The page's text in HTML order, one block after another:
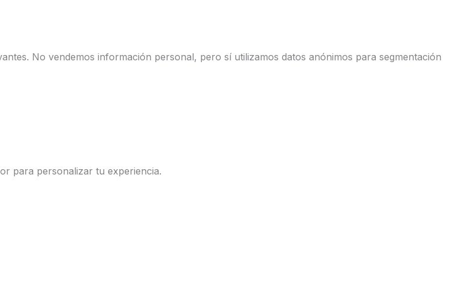
No vendemos información personal, pero sí utilizamos datos anónimos para segmentación
para personalizar tu experiencia.